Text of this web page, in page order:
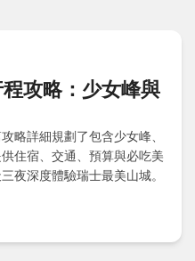
攻略：少女峰與
略詳細規劃了包含少女峰、
住宿、交通、預算與必吃美
夜深度體驗瑞士最美山城。